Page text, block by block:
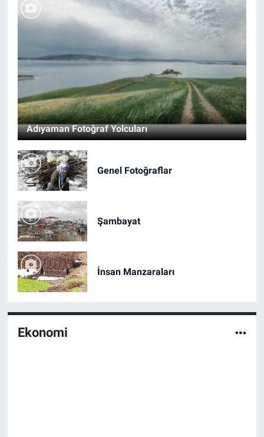
Adıyaman Fotoğraf Yolcuları
Genel Fotoğraflar
Şambayat
İnsan Manzaraları
Ekonomi